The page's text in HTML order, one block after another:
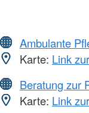
Ambulante
Karte: Link
Beratung zur
Karte: Link